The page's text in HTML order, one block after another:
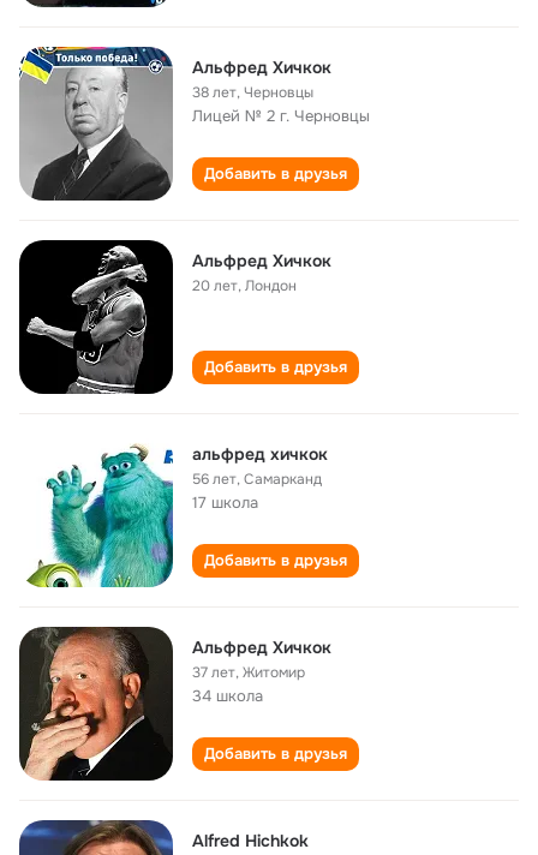
Альфред Хичкок
38 лет,Черновцы
Лицей № 2 г. Черновцы
Добавить в друзья
Альфред Хичкок
20 лет,Лондон
Добавить в друзья
альфред хичкок
56 лет,Самарканд
17 школа
Добавить в друзья
Альфред Хичкок
37 лет,Житомир
34 школа
Добавить в друзья
Alfred Hichkok